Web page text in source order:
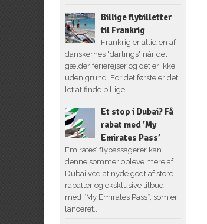
Billige flybilletter
til Frankrig
Frankrig er altid en af
danskernes "darlings" når det
gælder ferierejser og det er ikke
uden grund. For det første er det
let at finde billige...
Et stop i Dubai? Få
rabat med ’My
Emirates Pass’
Emirates’ flypassagerer kan
denne sommer opleve mere af
Dubai ved at nyde godt af store
rabatter og eksklusive tilbud
med ”My Emirates Pass”, som er
lanceret...